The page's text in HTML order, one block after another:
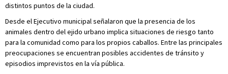
distintos puntos de la ciudad.
Desde el Ejecutivo municipal señalaron que la presencia de los
animales dentro del ejido urbano implica situaciones de riesgo tanto
para la comunidad como para los propios caballos. Entre las principales
preocupaciones se encuentran posibles accidentes de tránsito y
episodios imprevistos en la vía pública.